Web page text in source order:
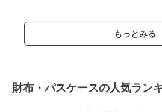
もっとみる
財布・パスケースの人気ラン